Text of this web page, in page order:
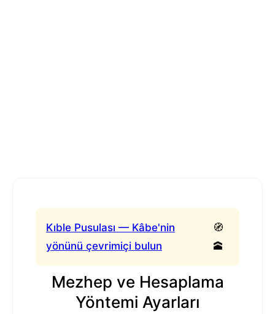
Kıble Pusulası — Kâbe'nin
yönünü çevrimiçi bulun
🧭
🕋
Mezhep ve Hesaplama
Yöntemi Ayarları